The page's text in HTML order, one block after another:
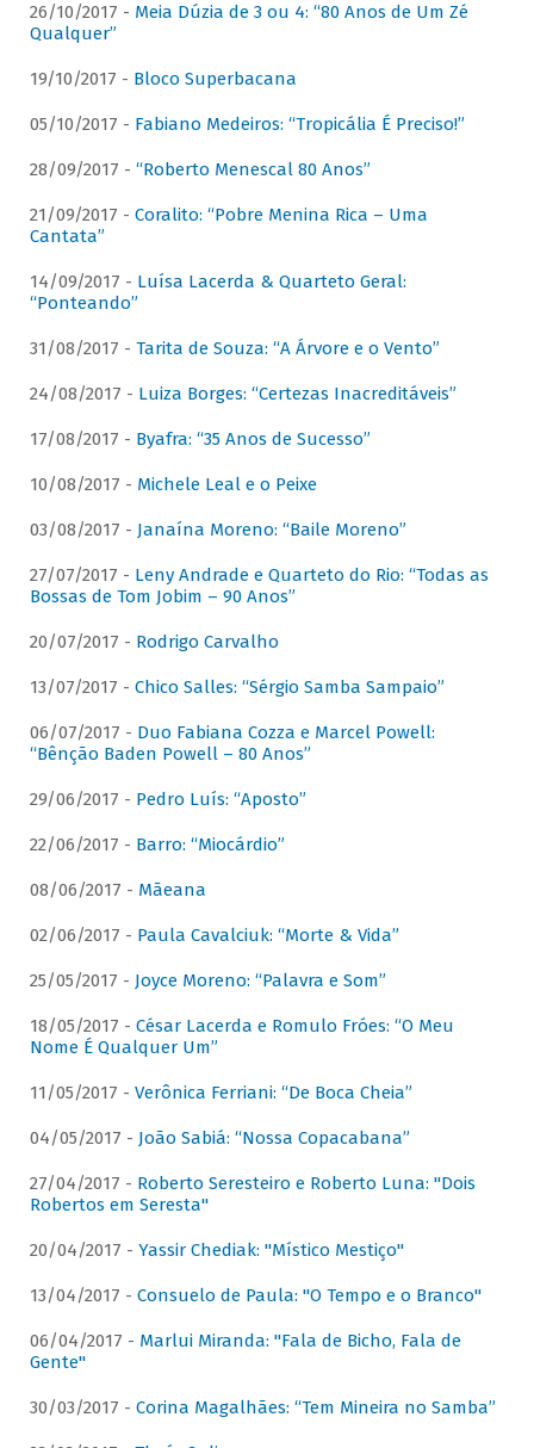
26/10/2017 - Meia Dúzia de 3 ou 4: “80 Anos de Um Zé
Qualquer”
19/10/2017 - Bloco Superbacana
05/10/2017 - Fabiano Medeiros: “Tropicália É Preciso!”
28/09/2017 - “Roberto Menescal 80 Anos”
21/09/2017 - Coralito: “Pobre Menina Rica – Uma
Cantata”
14/09/2017 - Luísa Lacerda & Quarteto Geral:
“Ponteando”
31/08/2017 - Tarita de Souza: “A Árvore e o Vento”
24/08/2017 - Luiza Borges: “Certezas Inacreditáveis”
17/08/2017 - Byafra: “35 Anos de Sucesso”
10/08/2017 - Michele Leal e o Peixe
03/08/2017 - Janaína Moreno: “Baile Moreno”
27/07/2017 - Leny Andrade e Quarteto do Rio: “Todas as
Bossas de Tom Jobim – 90 Anos”
20/07/2017 - Rodrigo Carvalho
13/07/2017 - Chico Salles: “Sérgio Samba Sampaio”
06/07/2017 - Duo Fabiana Cozza e Marcel Powell:
“Bênção Baden Powell – 80 Anos”
29/06/2017 - Pedro Luís: “Aposto”
22/06/2017 - Barro: “Miocárdio”
08/06/2017 - Mãeana
02/06/2017 - Paula Cavalciuk: “Morte & Vida”
25/05/2017 - Joyce Moreno: “Palavra e Som”
18/05/2017 - César Lacerda e Romulo Fróes: “O Meu
Nome É Qualquer Um”
11/05/2017 - Verônica Ferriani: “De Boca Cheia”
04/05/2017 - João Sabiá: “Nossa Copacabana”
27/04/2017 - Roberto Seresteiro e Roberto Luna: "Dois
Robertos em Seresta"
20/04/2017 - Yassir Chediak: "Místico Mestiço"
13/04/2017 - Consuelo de Paula: "O Tempo e o Branco"
06/04/2017 - Marlui Miranda: "Fala de Bicho, Fala de
Gente"
30/03/2017 - Corina Magalhães: “Tem Mineira no Samba”